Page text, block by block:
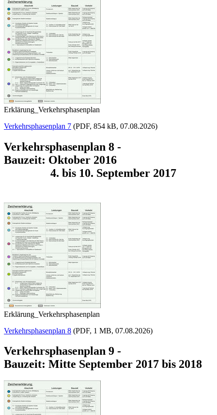
Erklärung_Verkehrsphasenplan
Verkehrsphasenplan 7 (PDF, 854 kB, 07.08.2026)
Verkehrsphasenplan 8 -
Bauzeit: Oktober 2016
4. bis 10. September 2017
Erklärung_Verkehrsphasenplan
Verkehrsphasenplan 8 (PDF, 1 MB, 07.08.2026)
Verkehrsphasenplan 9 -
Bauzeit: Mitte September 2017 bis 2018